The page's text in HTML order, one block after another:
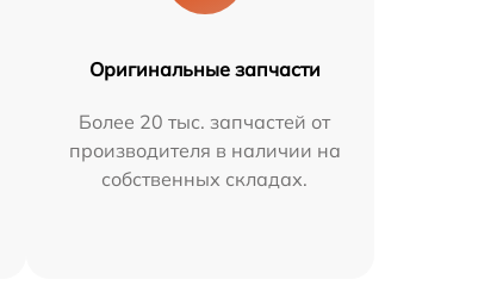
Оригинальные запчасти
Более 20 тыс. запчастей от
производителя в наличии на
собственных складах.